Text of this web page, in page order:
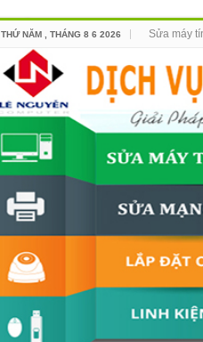
THỨ NĂM , THÁNG 8 6 2026 Sửa máy